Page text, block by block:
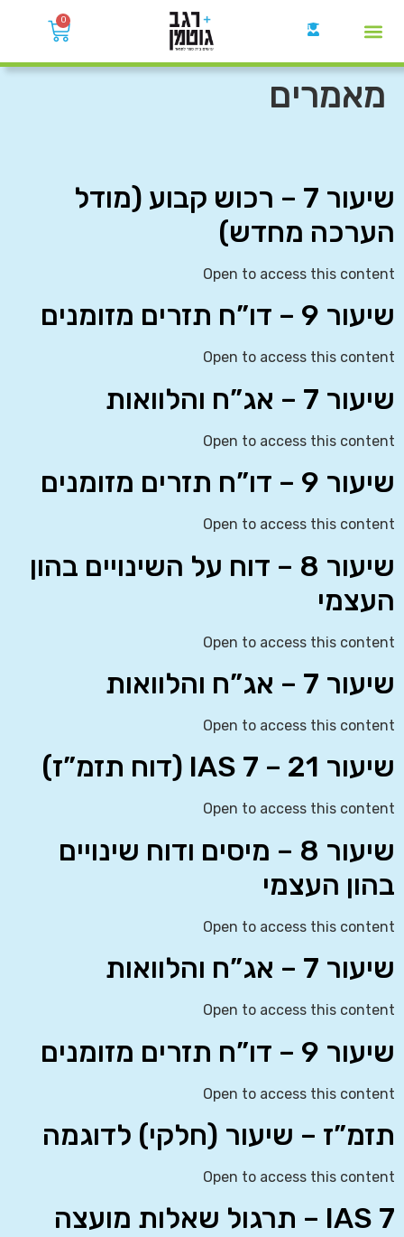
0
מאמרים
שיעור 7 – רכוש קבוע (מודל
הערכה מחדש)
Open to access this content
שיעור 9 – דו”ח תזרים מזומנים
Open to access this content
שיעור 7 – אג”ח והלוואות
Open to access this content
שיעור 9 – דו”ח תזרים מזומנים
Open to access this content
שיעור 8 – דוח על השינויים בהון
העצמי
Open to access this content
שיעור 7 – אג”ח והלוואות
Open to access this content
שיעור 21 – IAS 7 (דוח תזמ”ז)
Open to access this content
שיעור 8 – מיסים ודוח שינויים
בהון העצמי
Open to access this content
שיעור 7 – אג”ח והלוואות
Open to access this content
שיעור 9 – דו”ח תזרים מזומנים
Open to access this content
תזמ”ז – שיעור (חלקי) לדוגמה
Open to access this content
IAS 7 – תרגול שאלות מועצה